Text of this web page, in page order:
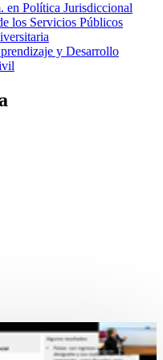
en Política Jurisdiccional
los Servicios Públicos
y Desarrollo